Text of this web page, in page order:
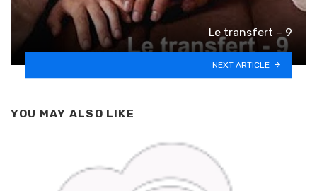
Le transfert – 9
NEXT ARTICLE
YOU MAY ALSO LIKE